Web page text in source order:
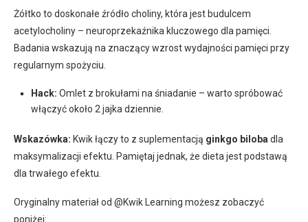
Żółtko to doskonałe źródło choliny, która jest budulcem
acetylocholiny – neuroprzekaźnika kluczowego dla pamięci.
Badania wskazują na znaczący wzrost wydajności pamięci przy
regularnym spożyciu.
Hack: Omlet z brokułami na śniadanie – warto spróbować
włączyć około 2 jajka dziennie.
Wskazówka: Kwik łączy to z suplementacją ginkgo biloba dla
maksymalizacji efektu. Pamiętaj jednak, że dieta jest podstawą
dla trwałego efektu.
Oryginalny materiał od @Kwik Learning możesz zobaczyć
poniżej: